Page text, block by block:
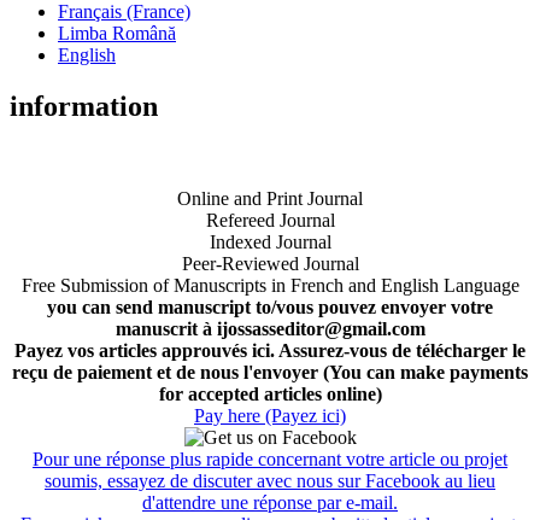
Français (France)
Limba Română
English
information
Online and Print Journal
Refereed Journal
Indexed Journal
Peer-Reviewed Journal
Free Submission of Manuscripts in French and English Language
you can send manuscript to/vous pouvez envoyer votre
manuscrit à ijossasseditor@gmail.com
Payez vos articles approuvés ici. Assurez-vous de télécharger le
reçu de paiement et de nous l'envoyer (You can make payments
for accepted articles online)
Pay here (Payez ici)
Pour une réponse plus rapide concernant votre article ou projet
soumis, essayez de discuter avec nous sur Facebook au lieu
d'attendre une réponse par e-mail.